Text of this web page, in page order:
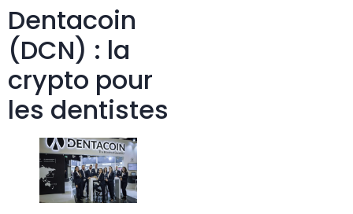
Dentacoin
(DCN) : la
crypto pour
les dentistes